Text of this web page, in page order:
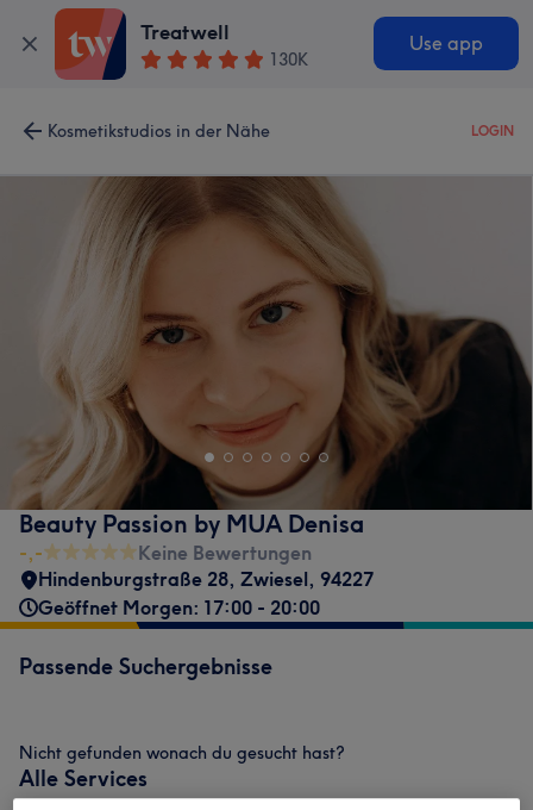
Treatwell
130K
Use app
Kosmetikstudios in der Nähe LOGIN
Beauty Passion by MUA Denisa
-,-
Keine Bewertungen
Hindenburgstraße 28, Zwiesel, 94227
Geöffnet Morgen: 17:00 - 20:00
Passende Suchergebnisse
Nicht gefunden wonach du gesucht hast?
Alle Services